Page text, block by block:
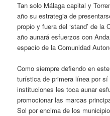
Tan solo Málaga capital y
año su estrategia de
propio y fuera del ‘stand’ de
año aunará esfuerzos con
espacio de la Comunidad
Como siempre defiendo en
turística de primera línea por
instituciones les toca aunar
promocionar las marcas
Sol por encima de los